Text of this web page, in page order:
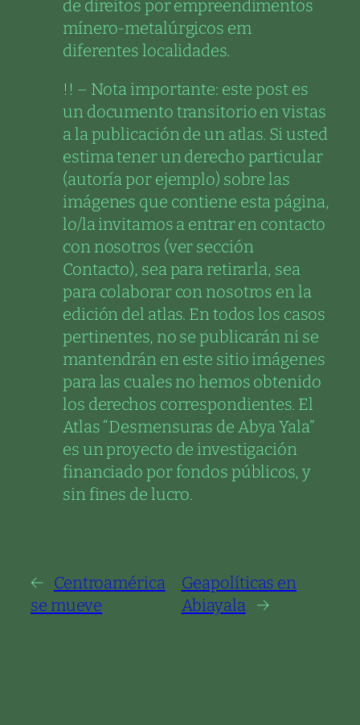
de direitos por empreendimentos
mínero-metalúrgicos em
diferentes localidades.
!! – Nota importante: este post es
un documento transitorio en vistas
a la publicación de un atlas. Si usted
estima tener un derecho particular
(autoría por ejemplo) sobre las
imágenes que contiene esta página,
lo/la invitamos a entrar en contacto
con nosotros (ver sección
Contacto), sea para retirarla, sea
para colaborar con nosotros en la
edición del atlas. En todos los casos
pertinentes, no se publicarán ni se
mantendrán en este sitio imágenes
para las cuales no hemos obtenido
los derechos correspondientes. El
Atlas “Desmensuras de Abya Yala”
es un proyecto de investigación
financiado por fondos públicos, y
sin fines de lucro.
←
Centroamérica
se mueve
Geapolíticas en
Abiayala →